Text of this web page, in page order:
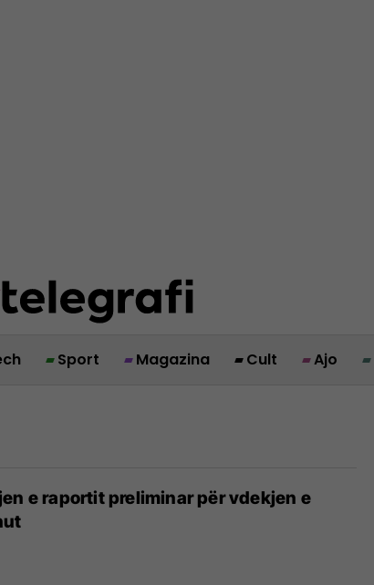
Sport Magazina Cult Ajo
e raportit preliminar për vdekjen e